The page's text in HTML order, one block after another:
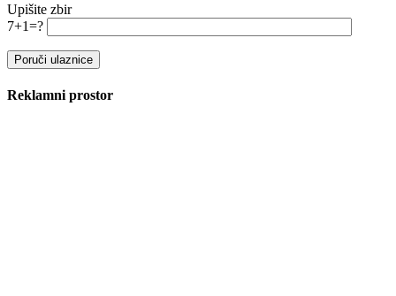
Upišite zbir
7+1=?
Reklamni prostor